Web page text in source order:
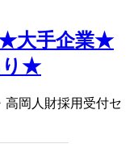
★大手企業★
り★
高岡人財採用受付セ